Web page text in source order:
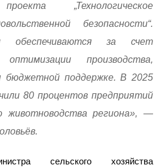
„Технологическое
безопасности“.
за счет
производства,
бюджетной поддержке. В 2025
80 процентов предприятий
животноводства региона», —
сельского хозяйства